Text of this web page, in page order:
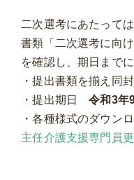
二次選考にあたって
書類「二次選考に向
を確認し、期日まで
・提出書類を揃え同
・提出期日令和3年
・各種様式のダウン
主任介護支援専門員